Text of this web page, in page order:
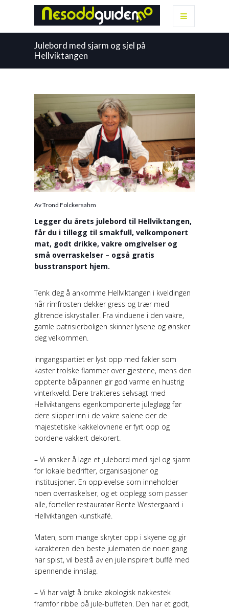
Julebord med sjarm og sjel på
Hellviktangen
Av Trond Folckersahm
Legger du årets julebord til Hellviktangen,
får du i tillegg til smakfull, velkomponert
mat, godt drikke, vakre omgivelser og
små overraskelser – også gratis
busstransport hjem.
Tenk deg å ankomme Hellviktangen i kveldingen
når rimfrosten dekker gress og trær med
glitrende iskrystaller. Fra vinduene i den vakre,
gamle patrisierboligen skinner lysene og ønsker
deg velkommen.
Inngangspartiet er lyst opp med fakler som
kaster trolske flammer over gjestene, mens den
opptente bålpannen gir god varme en hustrig
vinterkveld. Dere trakteres selvsagt med
Hellviktangens egenkomponerte julegløgg før
dere slipper inn i de vakre salene der de
majestetiske kakkelovnene er fyrt opp og
bordene vakkert dekorert.
– Vi ønsker å lage et julebord med sjel og sjarm
for lokale bedrifter, organisasjoner og
institusjoner. En opplevelse som inneholder
noen overraskelser, og et opplegg som passer
alle, forteller restauratør Bente Westergaard i
Hellviktangen kunstkafé.
Maten, som mange skryter opp i skyene og gir
karakteren den beste julematen de noen gang
har spist, vil bestå av en juleinspirert buffé med
spennende innslag.
– Vi har valgt å bruke økologisk nakkestek
framfor ribbe på jule-buffeten. Den har et godt,